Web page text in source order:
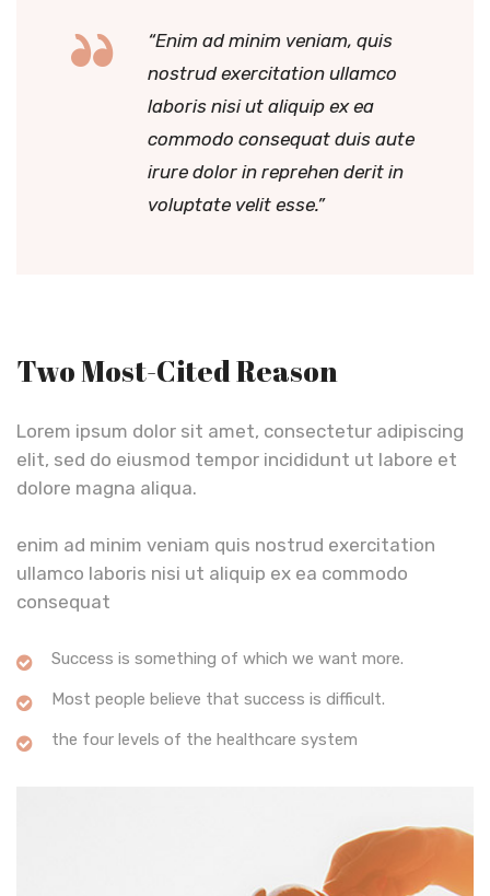
“Enim ad minim veniam, quis
nostrud exercitation ullamco
laboris nisi ut aliquip ex ea
commodo consequat duis aute
irure dolor in reprehen derit in
voluptate velit esse.”
Two Most-Cited Reason
Lorem ipsum dolor sit amet, consectetur adipiscing
elit, sed do eiusmod tempor incididunt ut labore et
dolore magna aliqua.
enim ad minim veniam quis nostrud exercitation
ullamco laboris nisi ut aliquip ex ea commodo
consequat
Success is something of which we want more.
Most people believe that success is difficult.
the four levels of the healthcare system